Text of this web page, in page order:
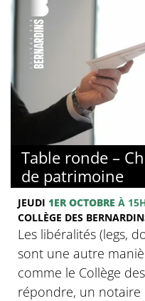
Table ronde –
de patrimoine
JEUDI 1ER OCTOBRE À
COLLÈGE DES
Les libéralités (legs,
sont une autre
comme le Collège
répondre, un notaire